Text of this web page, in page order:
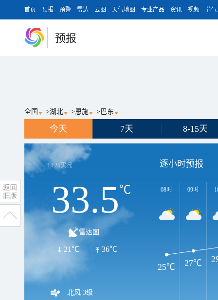
首页 预报 预警 雷达 云图 天气地图 专业产品 资讯 视频 节气
预报
全国 >湖北 >恩施 > 巴东
今天 7天 8-15天
14:25实况
33.5℃
雷达图
36℃
21℃
北风 3级
逐小时预报
08时 09时
25℃ 27℃